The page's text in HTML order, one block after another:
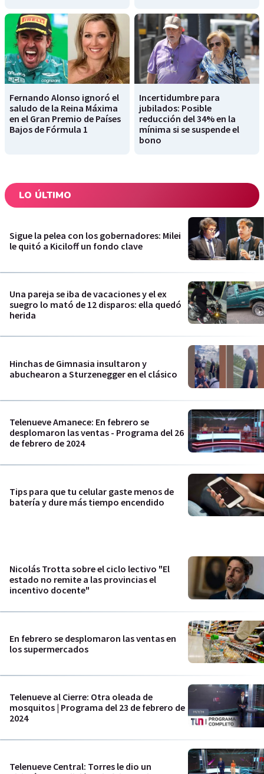
Fernando Alonso ignoró el
saludo de la Reina Máxima
en el Gran Premio de Países
Bajos de Fórmula 1
Incertidumbre para
jubilados: Posible
reducción del 34% en la
mínima si se suspende el
bono
LO ÚLTIMO
Sigue la pelea con los gobernadores: Milei
le quitó a Kiciloff un fondo clave
Una pareja se iba de vacaciones y el ex
suegro lo mató de 12 disparos: ella quedó
herida
Hinchas de Gimnasia insultaron y
abuchearon a Sturzenegger en el clásico
Telenueve Amanece: En febrero se
desplomaron las ventas - Programa del 26
de febrero de 2024
Tips para que tu celular gaste menos de
batería y dure más tiempo encendido
Nicolás Trotta sobre el ciclo lectivo "El
estado no remite a las provincias el
incentivo docente"
En febrero se desplomaron las ventas en
los supermercados
Telenueve al Cierre: Otra oleada de
mosquitos | Programa del 23 de febrero de
2024
Telenueve Central: Torres le dio un